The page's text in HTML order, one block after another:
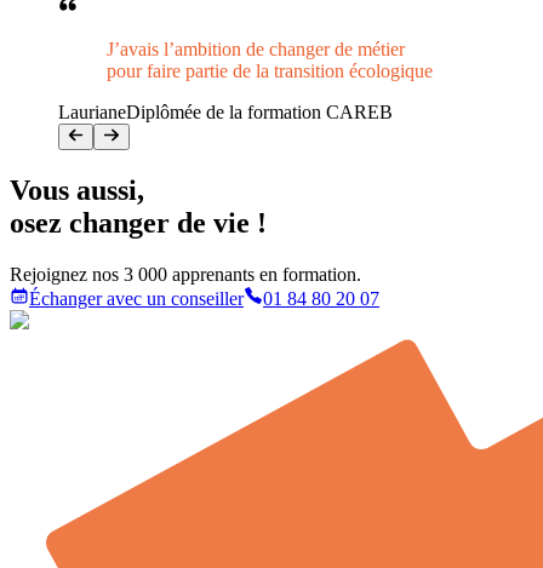
J’avais l’ambition de changer de métier
pour faire partie de la transition écologique
LaurianeDiplômée de la formation CAREB
Vous aussi,
osez changer de vie !
Rejoignez nos 3 000 apprenants en formation.
Échanger avec un conseiller
01 84 80 20 07